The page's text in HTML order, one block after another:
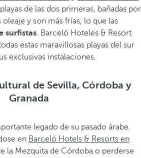
playas de las dos primeras, bañadas por
y son más frías, lo que las
surfistas. Barceló Hoteles & Resort
estas maravillosas playas del sur
exclusivas instalaciones.
de Sevilla, Córdoba y
Granada
legado de su pasado árabe.
en Barceló Hotels & Resorts en
la Mezquita de Córdoba o perderse